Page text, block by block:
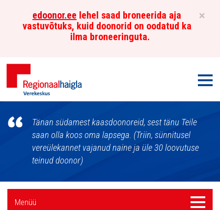
×
edoonor.ee lehel saad broneerida aja
vastuvõtuks, kuid doonorid on oodatud ka
ilma broneeringuta.
Põhja-
Eesti
Regionaalhaigla
Verekeskus
Tänan südamest kaasdoonoreid, sest tänu Teile
saan olla koos oma lapsega. (Triin, sünnitusel
vereülekannet vajanud naine ja üle 30 loovutuse
teinud doonor)
Külgpaani
Menüü
Menüü